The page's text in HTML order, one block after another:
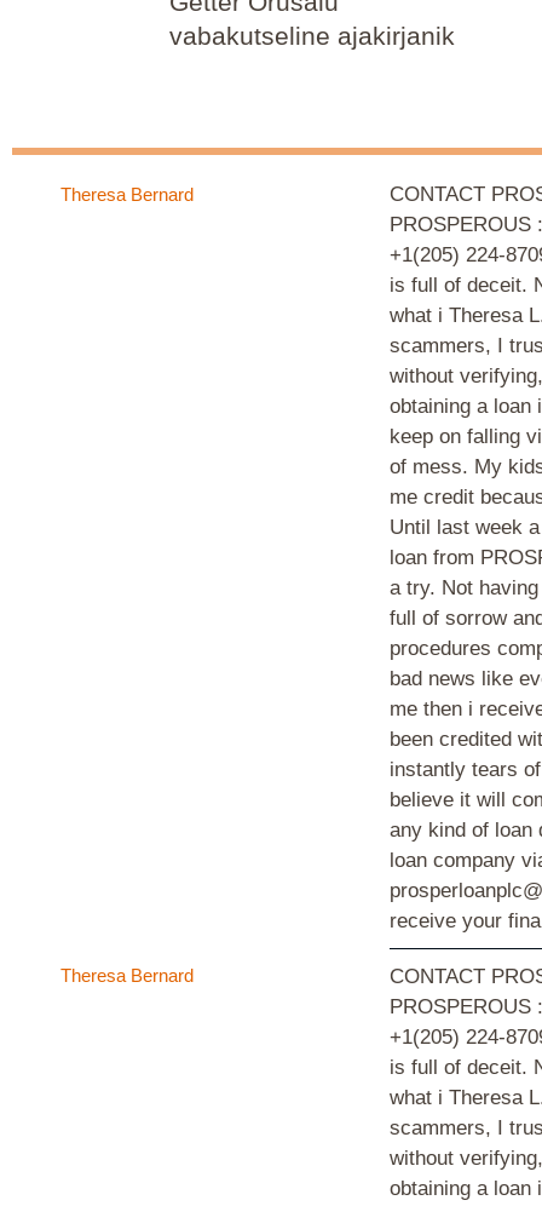
vabakutseline ajakirjanik
Theresa Bernard
CONTACT
PROSPEROUS
+1(205) 224-
is full of deceit.
what i Theresa
scammers, I
without
obtaining a loan
keep on falling
of mess. My
me credit
Until last week
loan from
a try. Not
full of sorrow
procedures
bad news like
me then i
been credited
instantly tears
believe it will
any kind of loan
loan company
receive your
Theresa Bernard
CONTACT
PROSPEROUS
+1(205) 224-
is full of deceit.
what i Theresa
scammers, I
without
obtaining a loan